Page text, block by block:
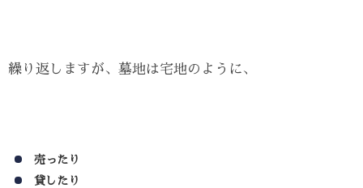
繰り返しますが、墓地は宅地のように、
売ったり
貸したり